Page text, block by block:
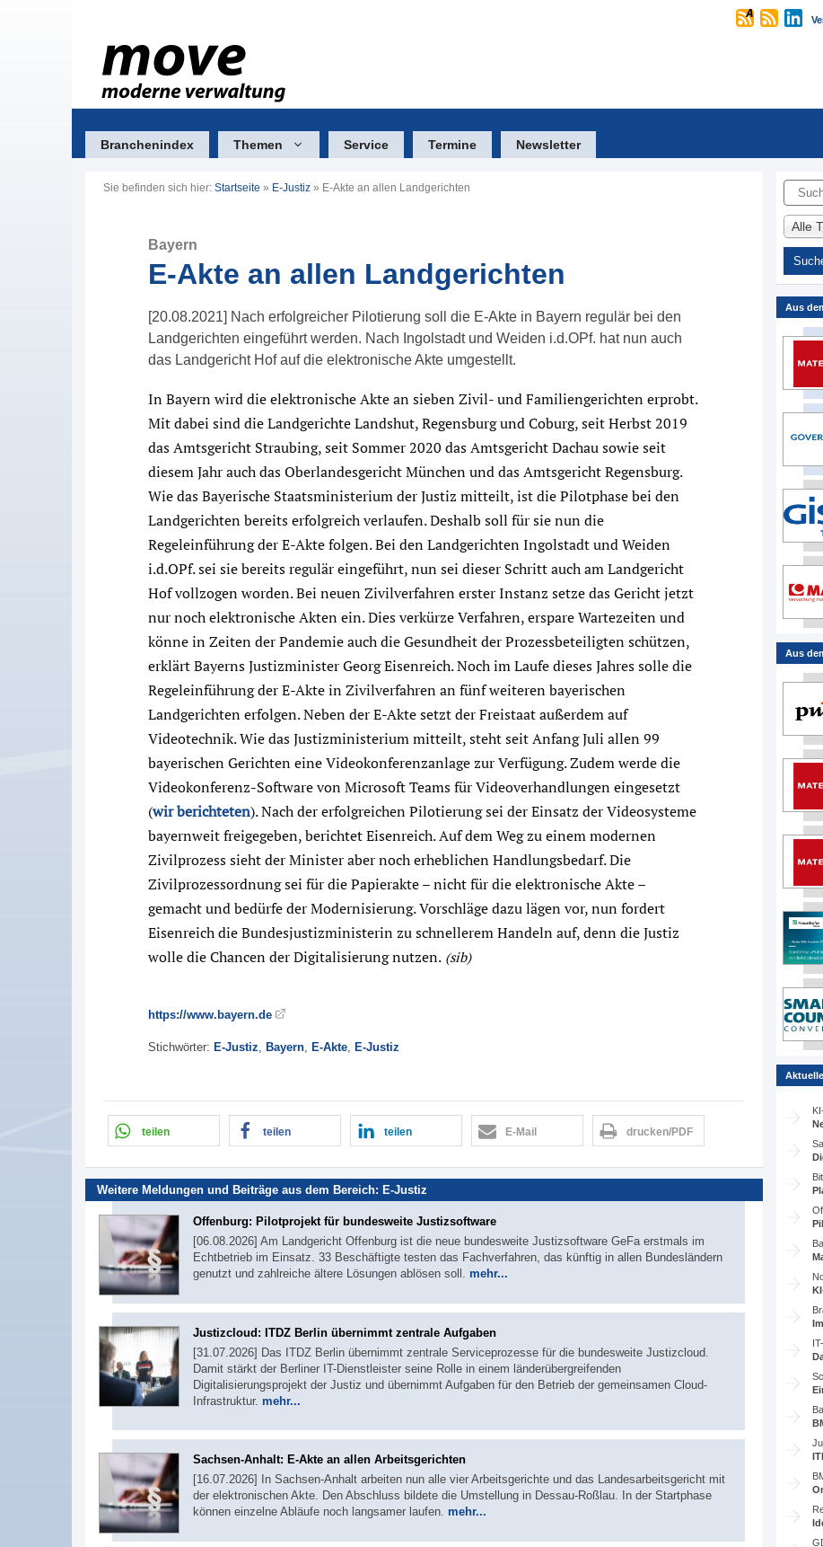
Branchenindex Themen Service Termine Newsletter
Sie befinden sich hier: Startseite » E-Justiz » E-Akte an allen Landgerichten
Bayern
E-Akte an allen Landgerichten
[20.08.2021] Nach erfolgreicher Pilotierung soll die E-Akte in Bayern regulär bei den
Landgerichten eingeführt werden. Nach Ingolstadt und Weiden i.d.OPf. hat nun auch
das Landgericht Hof auf die elektronische Akte umgestellt.
In Bayern wird die elektronische Akte an sieben Zivil- und Familiengerichten erprobt.
Mit dabei sind die Landgerichte Landshut, Regensburg und Coburg, seit Herbst 2019
das Amtsgericht Straubing, seit Sommer 2020 das Amtsgericht Dachau sowie seit
diesem Jahr auch das Oberlandesgericht München und das Amtsgericht Regensburg.
Wie das Bayerische Staatsministerium der Justiz mitteilt, ist die Pilotphase bei den
Landgerichten bereits erfolgreich verlaufen. Deshalb soll für sie nun die
Regeleinführung der E-Akte folgen. Bei den Landgerichten Ingolstadt und Weiden
i.d.OPf. sei sie bereits regulär eingeführt, nun sei dieser Schritt auch am Landgericht
Hof vollzogen worden. Bei neuen Zivilverfahren erster Instanz setze das Gericht jetzt
nur noch elektronische Akten ein. Dies verkürze Verfahren, erspare Wartezeiten und
könne in Zeiten der Pandemie auch die Gesundheit der Prozessbeteiligten schützen,
erklärt Bayerns Justizminister Georg Eisenreich. Noch im Laufe dieses Jahres solle die
Regeleinführung der E-Akte in Zivilverfahren an fünf weiteren bayerischen
Landgerichten erfolgen. Neben der E-Akte setzt der Freistaat außerdem auf
Videotechnik. Wie das Justizministerium mitteilt, steht seit Anfang Juli allen 99
bayerischen Gerichten eine Videokonferenzanlage zur Verfügung. Zudem werde die
Videokonferenz-Software von Microsoft Teams für Videoverhandlungen eingesetzt
(wir berichteten). Nach der erfolgreichen Pilotierung sei der Einsatz der Videosysteme
bayernweit freigegeben, berichtet Eisenreich. Auf dem Weg zu einem modernen
Zivilprozess sieht der Minister aber noch erheblichen Handlungsbedarf. Die
Zivilprozessordnung sei für die Papierakte – nicht für die elektronische Akte –
gemacht und bedürfe der Modernisierung. Vorschläge dazu lägen vor, nun fordert
Eisenreich die Bundesjustizministerin zu schnellerem Handeln auf, denn die Justiz
wolle die Chancen der Digitalisierung nutzen. (sib)
https://www.bayern.de
Stichwörter: E-Justiz, Bayern, E-Akte, E-Justiz
teilen teilen teilen E-Mail drucken/PDF
Weitere Meldungen und Beiträge aus dem Bereich: E-Justiz
Offenburg: Pilotprojekt für bundesweite Justizsoftware
[06.08.2026] Am Landgericht Offenburg ist die neue bundesweite Justizsoftware GeFa erstmals im
Echtbetrieb im Einsatz. 33 Beschäftigte testen das Fachverfahren, das künftig in allen Bundesländern
genutzt und zahlreiche ältere Lösungen ablösen soll. mehr...
Justizcloud: ITDZ Berlin übernimmt zentrale Aufgaben
[31.07.2026] Das ITDZ Berlin übernimmt zentrale Serviceprozesse für die bundesweite Justizcloud.
Damit stärkt der Berliner IT-Dienstleister seine Rolle in einem länderübergreifenden
Digitalisierungsprojekt der Justiz und übernimmt Aufgaben für den Betrieb der gemeinsamen Cloud-
Infrastruktur. mehr...
Sachsen-Anhalt: E-Akte an allen Arbeitsgerichten
[16.07.2026] In Sachsen-Anhalt arbeiten nun alle vier Arbeitsgerichte und das Landesarbeitsgericht mit
der elektronischen Akte. Den Abschluss bildete die Umstellung in Dessau-Roßlau. In der Startphase
können einzelne Abläufe noch langsamer laufen. mehr...
Suche
Alle
Aus
Aus